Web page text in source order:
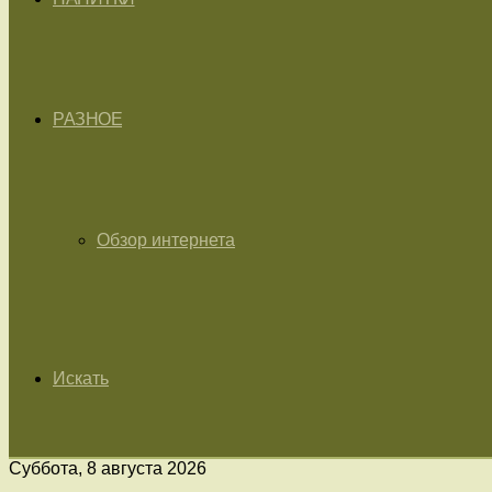
РАЗНОЕ
Обзор интернета
Искать
Суббота, 8 августа 2026